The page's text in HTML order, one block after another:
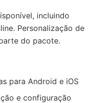
incluindo
Personalização de
do pacote.
para Android e iOS
e configuração